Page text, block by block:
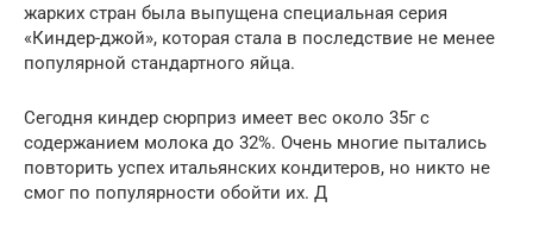
жарких стран была выпущена специальная серия
«Киндер-джой», которая стала в последствие не менее
популярной стандартного яйца.
Сегодня киндер сюрприз имеет вес около 35г с
содержанием молока до 32%. Очень многие пытались
повторить успех итальянских кондитеров, но никто не
смог по популярности обойти их. Д